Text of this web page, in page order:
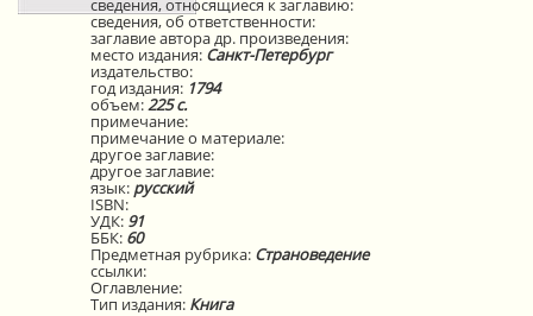
сведения, относящиеся к заглавию:
сведения, об ответственности:
заглавие автора др. произведения:
место издания: Санкт-Петербург
издательство:
год издания: 1794
объем:225 с.
примечание:
примечание о материале:
другое заглавие:
другое заглавие:
язык: русский
ISBN:
УДК: 91
ББК: 60
Предметная рубрика: Страноведение
ссылки:
Оглавление:
Тип издания: Книга